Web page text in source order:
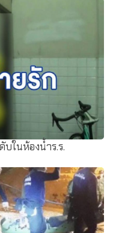
ธงชาติหน้าทีวี
ในห้องน้ำร.ร.